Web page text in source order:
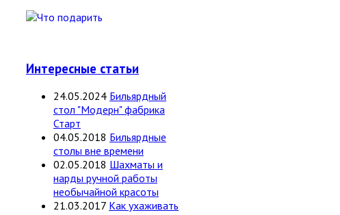
Интересные статьи
24.05.2024 Бильярдный
стол "Модерн" фабрика
Старт
04.05.2018 Бильярдные
столы вне времени
02.05.2018 Шахматы и
нарды ручной работы
необычайной красоты
21.03.2017 Как ухаживать